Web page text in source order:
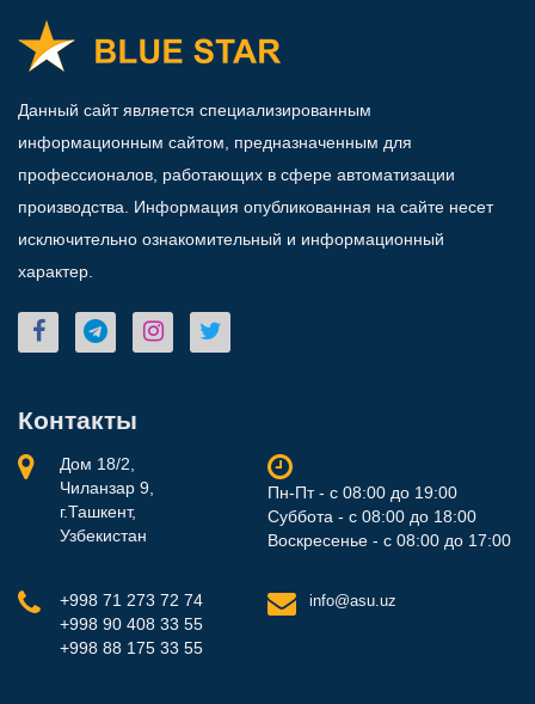
Данный сайт является специализированным
информационным сайтом, предназначенным для
профессионалов, работающих в сфере автоматизации
производства. Информация опубликованная на сайте несет
исключительно ознакомительный и информационный
характер.
Контакты
Дом 18/2,
Чиланзар 9,
г.Ташкент,
Узбекистан
Пн-Пт - с 08:00 до 19:00
Суббота - с 08:00 до 18:00
Воскресенье - с 08:00 до 17:00
+998 71 273 72 74
+998 90 408 33 55
+998 88 175 33 55
info@asu.uz